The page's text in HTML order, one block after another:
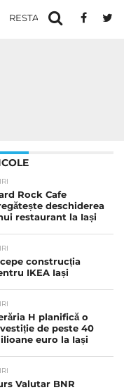
RESTAURANTE IN IASI
Rock Cafe
deschiderea
restaurant la Iași
construcția
IKEA Iași
H planifică o
de peste 40
euro la Iași
Valutar BNR